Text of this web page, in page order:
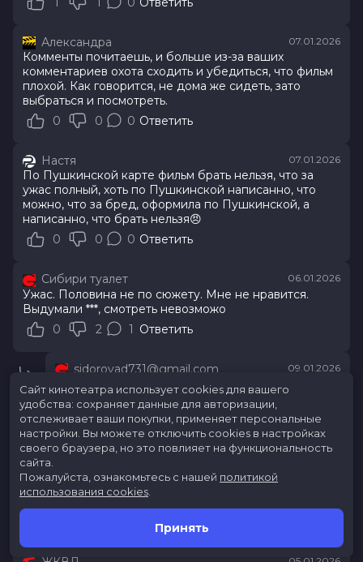
Александра 07.01.2026
Комменты почитаешь, и больше из-за ваших
комментариев охота сходить и убедиться, что фильм
плохой. Как говорится, не дома же сидеть, зато
выбраться и посмотреть.
0
0 0 Ответить
Настя 07.01.2026
По Пушкинской карте фильм брать нельзя, что за
ужас полный, хоть по Пушкинской написанно, что
можно, что за бред, оформила по Пушкинской, а
написанно, что брать нельзя😠
0
0 0 Ответить
Сибири туалет 06.01.2026
Ужас. Половина не по сюжету. Мне не нравится.
Выдумали ***, смотреть невозможо
0
2 1 Ответить
sidorovad731@gmail.com 09.01.2026
зачем же полностью по сюжету, чтобы просто
скопировать?
0
0 Ответить
vk_199932876
Фильм классный, актёры высший класс. Всё очень
понравился
Рекомендую
Ответить
Сайт кинотеатра использует cookies для вашего
удобства: сохраняет данные для авторизации,
отслеживает ваши покупки, применяет персональные
настройки. Вы можете отключить cookies в настройках
своего браузера, но это повлияет на функциональность
сайта.
Пожалуйста, ознакомьтесь с нашей политикой
использования cookies
Принять